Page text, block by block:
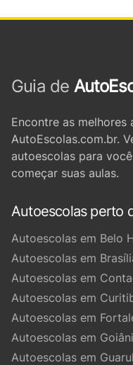
Guia de
Encontre as melhores
AutoEscolas.com.br.
autoescolas para
começar suas aulas.
Autoescolas perto
Autoescolas em Belo
Autoescolas em
Autoescolas em
Autoescolas em
Autoescolas em
Autoescolas em
Autoescolas em